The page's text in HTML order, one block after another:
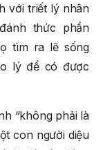
với triết lý nhân
thức phần
tìm ra lẽ sống
lý để có được
“không phải là
con người diệu